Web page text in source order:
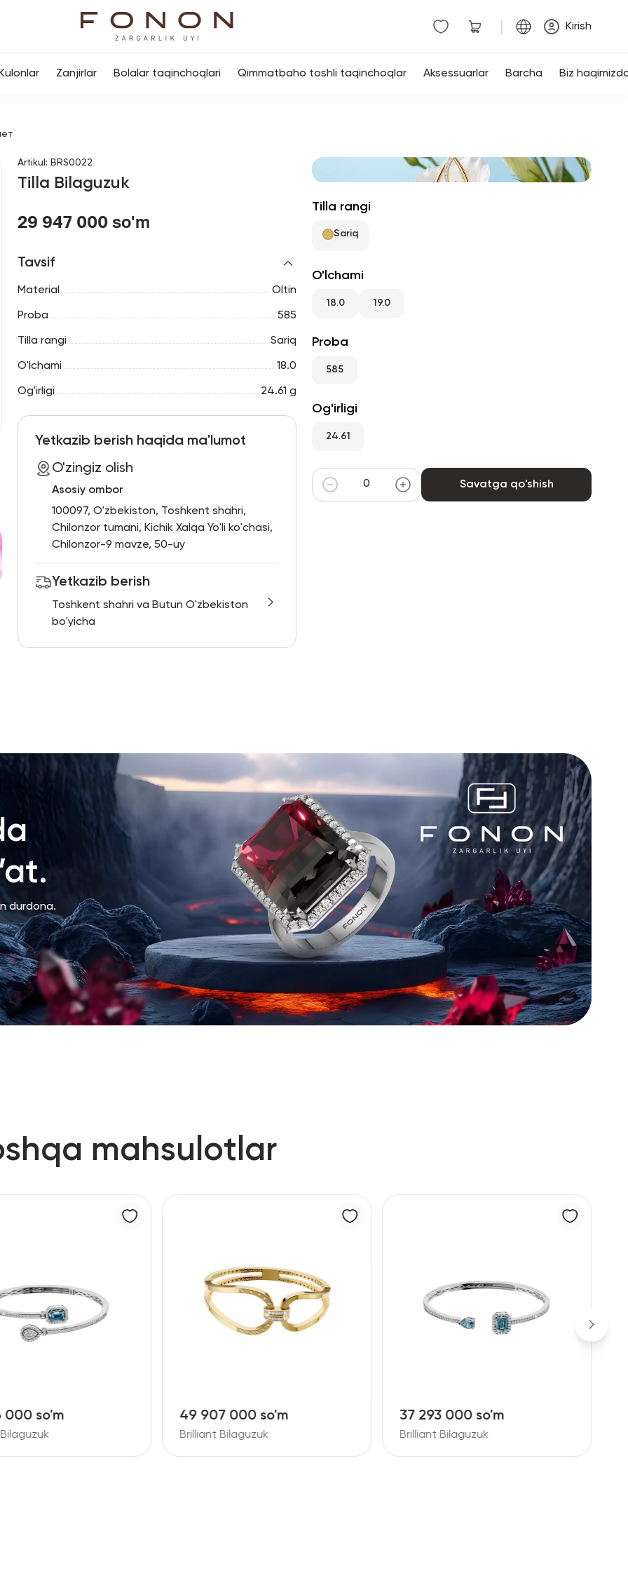
Kirish
Kulonlar Zanjirlar Bolalar taqinchoqlari Qimmatbaho toshli taqinchoqlar Aksessuarlar Barcha Biz
Artikul : BRS0022
Tilla Bilaguzuk
29 947 000 so'm
Tavsif
Material Oltin
Proba 585
Tilla rangi Sariq
O'lchami 18.0
Og'irligi 24.61 g
Yetkazib berish haqida ma'lumot
O'zingiz olish
Asosiy ombor
100097, O'zbekiston, Toshkent shahri,
Chilonzor tumani, Kichik Xalqa Yo'li ko'chasi,
Chilonzor-9 mavze, 50-uy
Yetkazib berish
Toshkent shahri va Butun O'zbekiston
bo'yicha
Tilla rangi
Sariq
O'lchami
18.0 19.0
Proba
585
Og'irligi
24.61
Savatga qo'shish
durdona.
mahsulotlar
000 so'm 49 907 000 so'm
Brilliant Bilaguzuk
37 293 000 so'm
Brilliant Bilaguzuk